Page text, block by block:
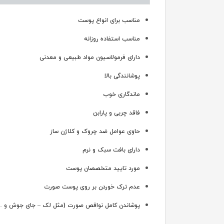
مناسب برای انواع پوست
مناسب استفاده روزانه
دارای فرمولاسیون مواد طبیعی و معدنی
پوشانندگی بالا
ماندگاری خوب
فاقد چربی و پارابن
حاوی عوامل ضد چروک و کلاژن ساز
دارای بافت سبک و نرم
مورد تایید متخصصان پوست
عدم ترک خوردن بر روی پوست صورت
پوشاندن کامل نواقص صورت (مثل لک – جای جوش و